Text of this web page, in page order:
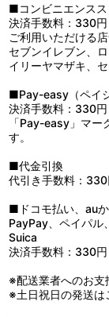
■コンビニエンスス
決済手数料：330円
ご利用いただける店
セブンイレブン、
イリーヤマザキ、
■Pay-easy（ペイジ
決済手数料：330円
「Pay-easy」マー
す。
■代金引換
代引き手数料：330
■ドコモ払い、auか
PayPay、ペイパル
Suica
決済手数料：330円
※配送業者へのお支
※土日祝日の発送は